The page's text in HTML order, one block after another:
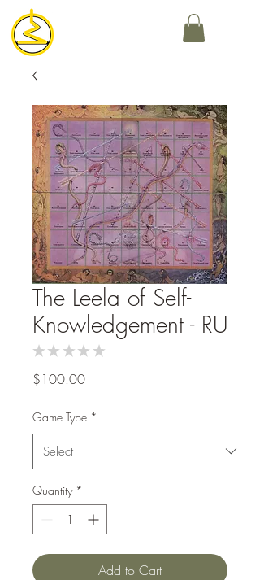
The Leela of Self-
Knowledgement - RU
★ ★ ★ ★ ★
$100.00Price
Game Type *
Quantity *
Add to Cart